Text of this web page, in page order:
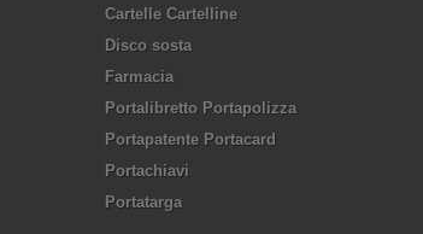
Cartelle Cartelline
Disco sosta
Farmacia
Portalibretto Portapolizza
Portapatente Portacard
Portachiavi
Portatarga